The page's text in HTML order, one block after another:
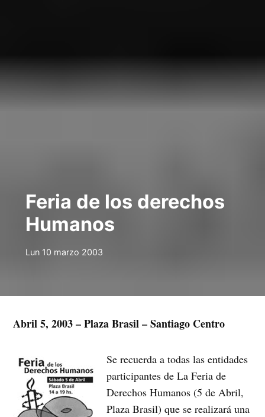
Feria de los derechos
Humanos
Lun 10 marzo 2003
Abril 5, 2003 – Plaza Brasil – Santiago Centro
Se recuerda a todas las entidades
participantes de La Feria de
Derechos Humanos (5 de Abril,
Plaza Brasil) que se realizará una